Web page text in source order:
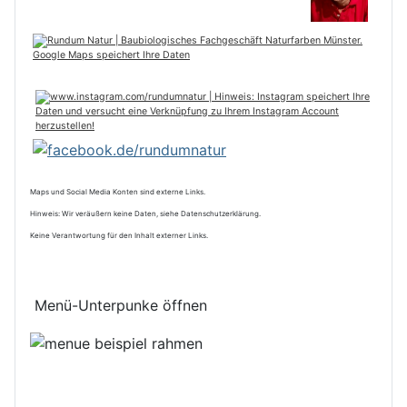
Maps und Social Media Konten sind externe Links.
Hinweis: Wir veräußern keine Daten, siehe Datenschutzerklärung.
Keine Verantwortung für den Inhalt externer Links.
Menü-Unterpunke öffnen